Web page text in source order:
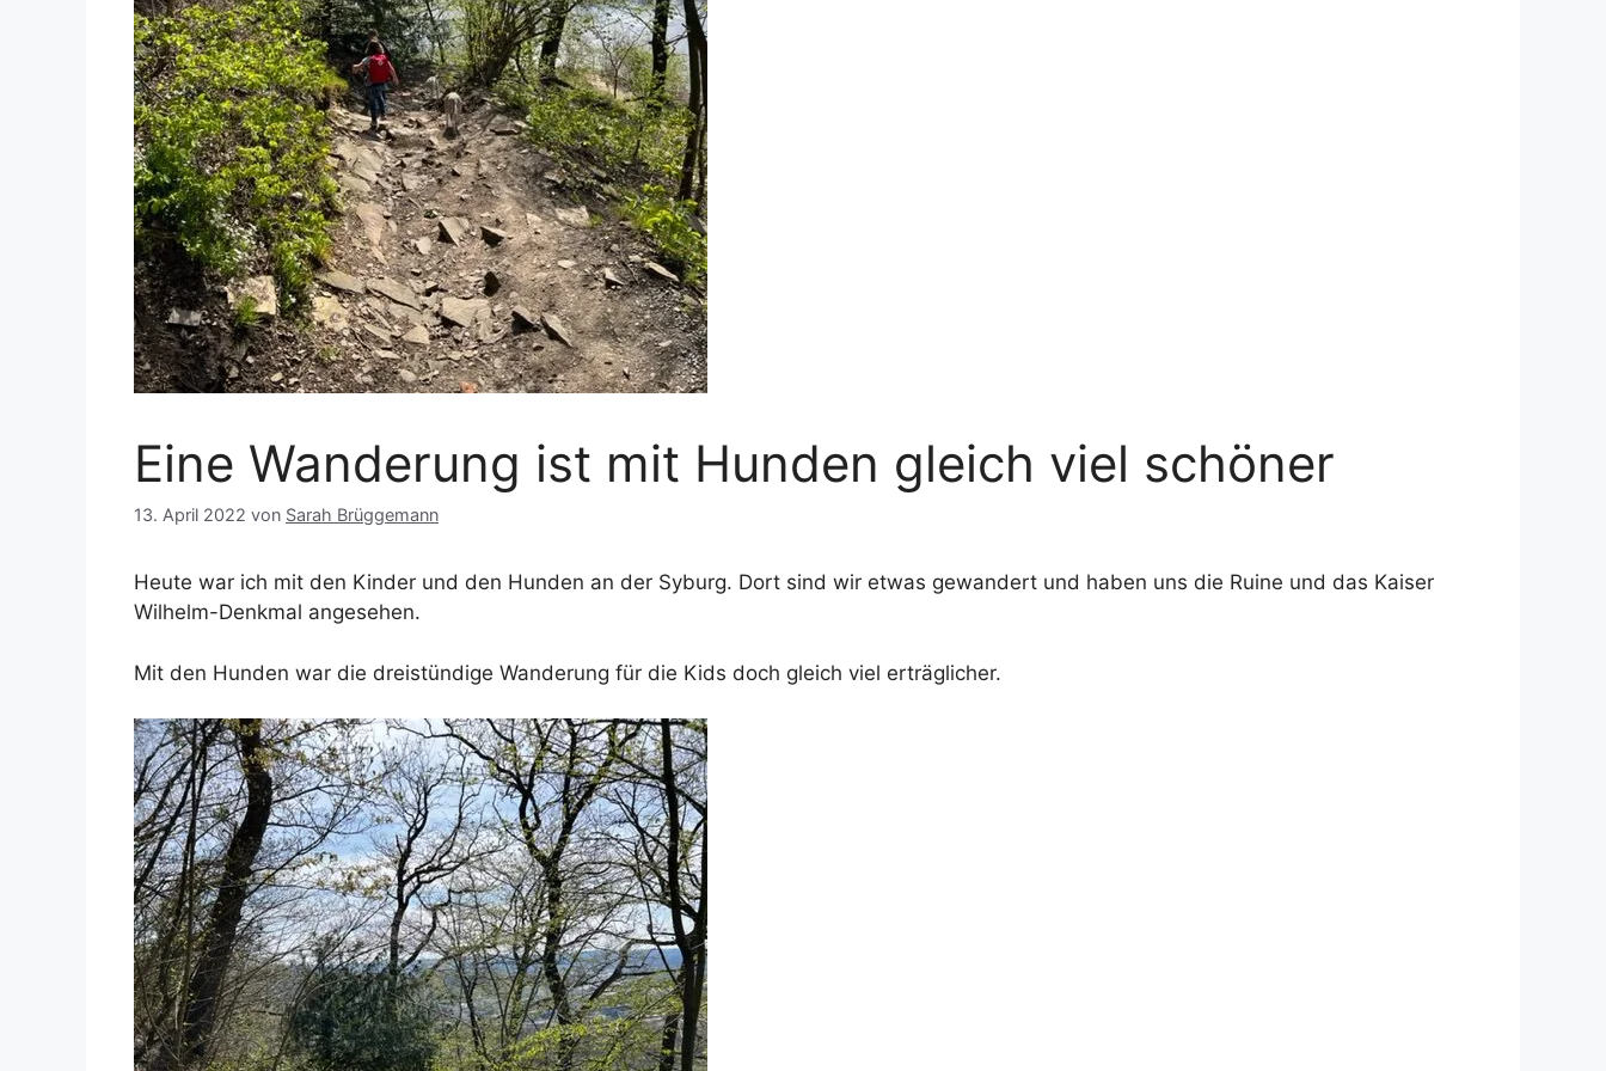
Eine Wanderung ist mit Hunden gleich viel schöner
13. April 2022 von Sarah Brüggemann
Heute war ich mit den Kinder und den Hunden an der Syburg. Dort sind wir etwas gewandert und haben uns die Ruine und das Kaiser
Wilhelm-Denkmal angesehen.
Mit den Hunden war die dreistündige Wanderung für die Kids doch gleich viel erträglicher.